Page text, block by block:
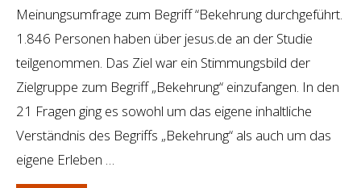
Meinungsumfrage zum Begriff “Bekehrung durchgeführt.
1.846 Personen haben über jesus.de an der Studie
teilgenommen. Das Ziel war ein Stimmungsbild der
Zielgruppe zum Begriff „Bekehrung“ einzufangen. In den
21 Fragen ging es sowohl um das eigene inhaltliche
Verständnis des Begriffs „Bekehrung“ als auch um das
eigene Erleben …